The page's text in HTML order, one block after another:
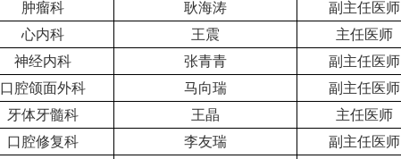
肿瘤科
耿海涛
副主任医师
心内科
王震
主任医师
神经内科
张青青
副主任医师
口腔颌面外科
马向瑞
副主任医师
牙体牙髓科
王晶
主任医师
口腔修复科
李友瑞
副主任医师